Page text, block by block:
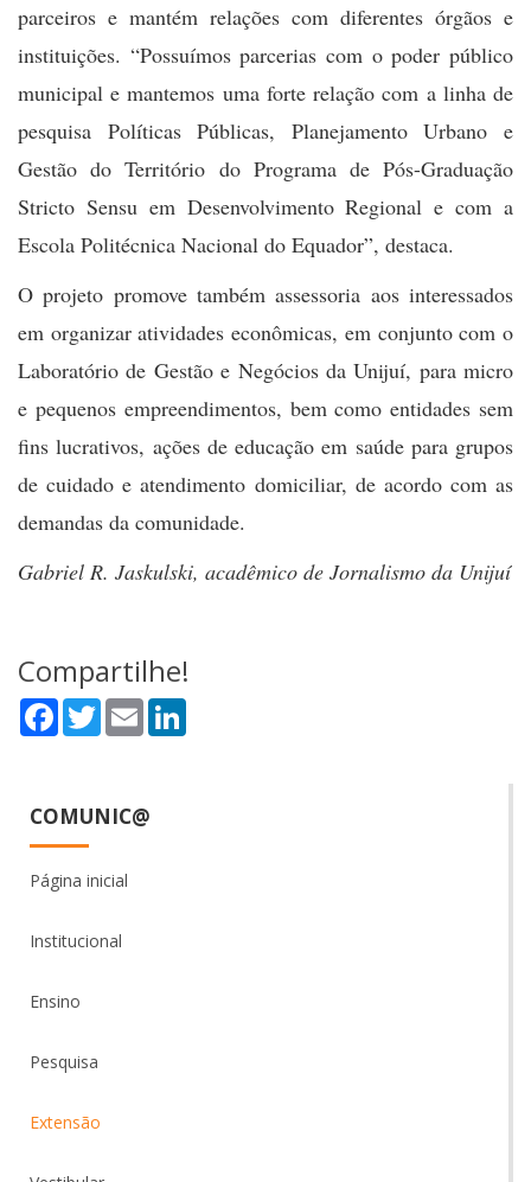
parceiros e mantém relações com diferentes órgãos e
instituições. “Possuímos parcerias com o poder público
municipal e mantemos uma forte relação com a linha de
pesquisa Políticas Públicas, Planejamento Urbano e
Gestão do Território do Programa de Pós-Graduação
Stricto Sensu em Desenvolvimento Regional e com a
Escola Politécnica Nacional do Equador”, destaca.
O projeto promove também assessoria aos interessados
em organizar atividades econômicas, em conjunto com o
Laboratório de Gestão e Negócios da Unijuí, para micro
e pequenos empreendimentos, bem como entidades sem
fins lucrativos, ações de educação em saúde para grupos
de cuidado e atendimento domiciliar, de acordo com as
demandas da comunidade.
Gabriel R. Jaskulski, acadêmico de Jornalismo da Unijuí
Compartilhe!
Facebook
TwitterEmail
COMUNIC@
Página inicial
Institucional
Ensino
Pesquisa
Extensão